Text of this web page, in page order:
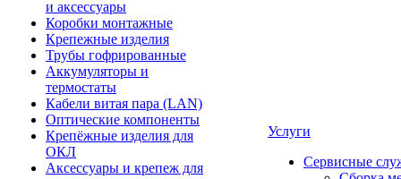
и аксессуары
Коробки монтажные
Крепежные изделия
Трубы гофрированные
Аккумуляторы и
термостаты
Кабели витая пара (LAN)
Оптические компоненты
Крепёжные изделия для
ОКЛ
Аксессуары и крепеж для
Услуги
Сервисные